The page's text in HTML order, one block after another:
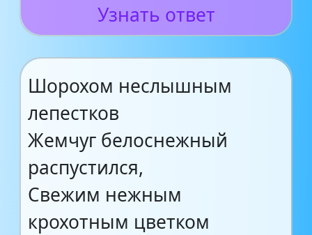
Узнать ответ
Шорохом неслышным
лепестков
Жемчуг белоснежный
распустился,
Свежим нежным
крохотным цветком